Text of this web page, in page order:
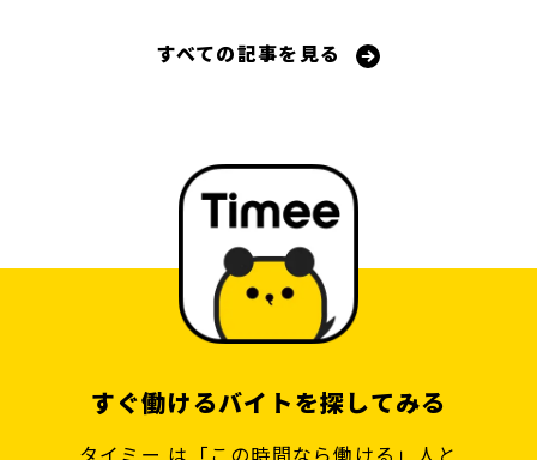
すべての記事を見る
すぐ働けるバイトを探してみる
タイミー は「この時間なら働ける」人と